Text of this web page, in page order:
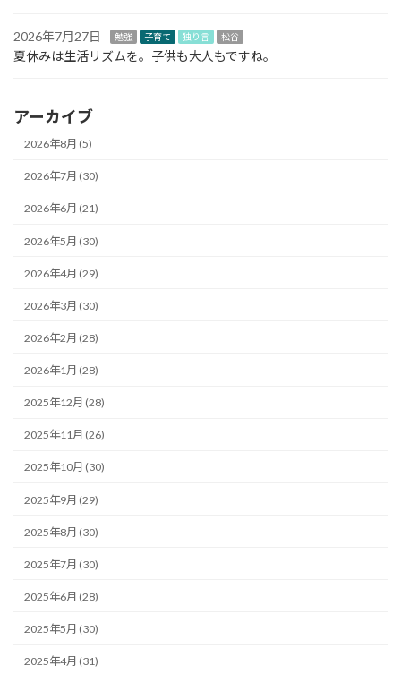
2026年7月27日 勉強 子育て 独り言 松谷
夏休みは生活リズムを。子供も大人もですね。
アーカイブ
2026年8月 (5)
2026年7月 (30)
2026年6月 (21)
2026年5月 (30)
2026年4月 (29)
2026年3月 (30)
2026年2月 (28)
2026年1月 (28)
2025年12月 (28)
2025年11月 (26)
2025年10月 (30)
2025年9月 (29)
2025年8月 (30)
2025年7月 (30)
2025年6月 (28)
2025年5月 (30)
2025年4月 (31)